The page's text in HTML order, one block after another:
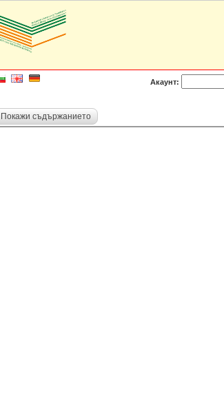
Акаунт:
Покажи съдържанието